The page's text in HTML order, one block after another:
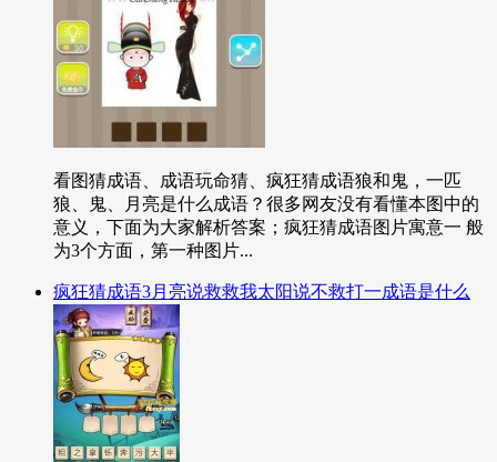
看图猜成语、成语玩命猜、疯狂猜成语狼和鬼，一匹
狼、鬼、月亮是什么成语？很多网友没有看懂本图中的
意义，下面为大家解析答案；疯狂猜成语图片寓意一 般
为3个方面，第一种图片...
疯狂猜成语3月亮说救救我太阳说不救打一成语是什么